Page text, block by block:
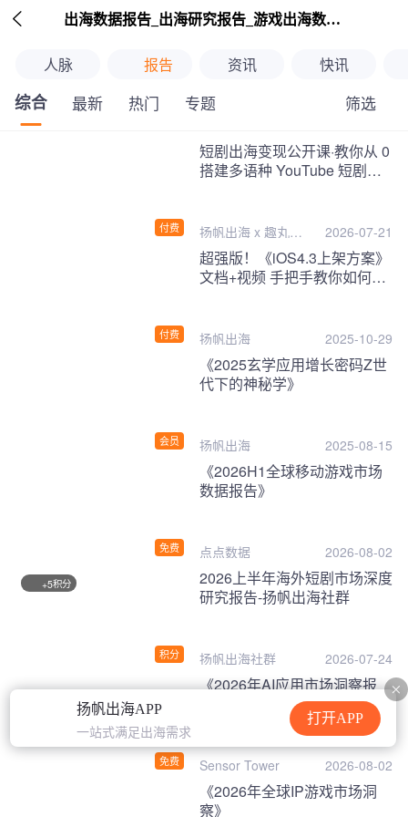
扬帆出海APP
一站式满足出海需求
打开APP
 出海数据报告_出海研究报告_游戏出海数据报告_海外趋势分析-扬帆出海
人脉 报告 资讯 快讯
综合 最新 热门 专题 筛选
继续下拉刷新
付费
短剧出海变现公开课·教你从 0
搭建多语种 YouTube 短剧频
扬帆出海 x 趣丸千 2026-07-21
付费
超强版！《iOS4.3上架方案》
文档+视频 手把手教你如何一
扬帆出海 2025-10-29
会员
《2025玄学应用增长密码Z世
代下的神秘学》
扬帆出海 2025-08-15
免费
《2026H1全球移动游戏市场
数据报告》
点点数据 2026-08-02
+5积分
积分
2026上半年海外短剧市场深度
研究报告-扬帆出海社群
扬帆出海社群 2026-07-24
免费
《2026年AI应用市场洞察报
Sensor Tower 2026-08-02
《2026年全球IP游戏市场洞
察》